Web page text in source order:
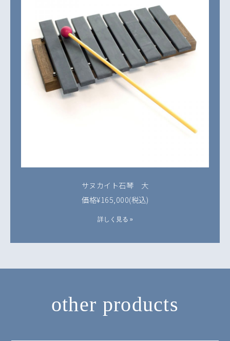
サヌカイト石琴 大
価格¥165,000(税込)
詳しく見る »
other products